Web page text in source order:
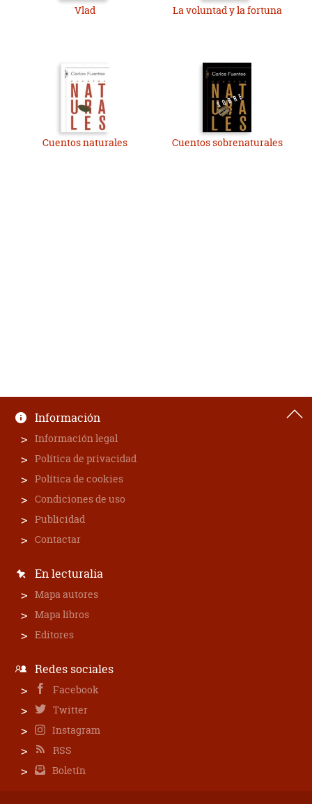
Vlad La voluntad y la fortuna
Cuentos naturales Cuentos sobrenaturales
Información
Información legal
Política de privacidad
Política de cookies
Condiciones de uso
Publicidad
Contactar
En lecturalia
Mapa autores
Mapa libros
Editores
Redes sociales
Facebook
Twitter
Instagram
RSS
Boletín